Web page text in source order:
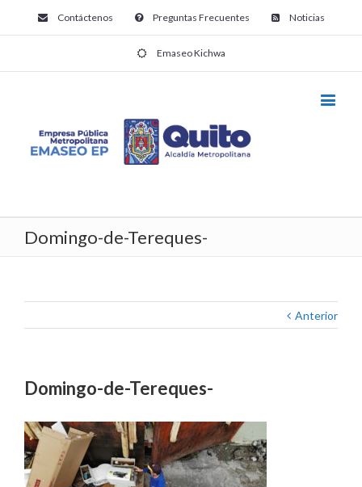
Contáctenos Preguntas Frecuentes Noticias
Emaseo Kichwa
Domingo-de-Tereques-
Anterior
Domingo-de-Tereques-